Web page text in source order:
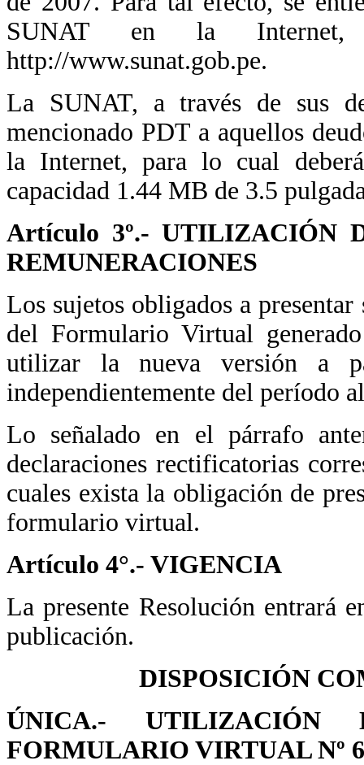
SUNAT en la Internet,
http://www.sunat.gob.pe.
La SUNAT, a través de sus
mencionado PDT a aquellos
la Internet, para lo cual
capacidad 1.44 MB de 3.5
Artículo 3º.- UTILIZACIÓN
REMUNERACIONES
Los sujetos obligados a
del Formulario Virtual
utilizar la nueva versión a
independientemente del período
Lo señalado en el párrafo
declaraciones rectificatorias
cuales exista la obligación de
formulario virtual.
Artículo 4°.- VIGENCIA
La presente Resolución entrará
publicación.
DISPOSICIÓN
ÚNICA.- UTILIZACIÓN
FORMULARIO VIRTUAL Nº